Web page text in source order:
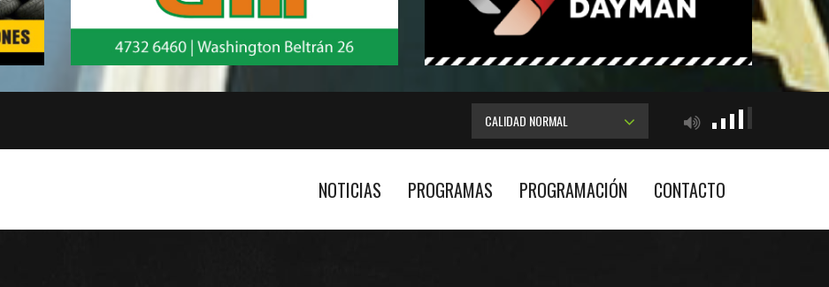
CALIDAD NORMAL
NOTICIAS PROGRAMAS PROGRAMACIÓN CONTACTO